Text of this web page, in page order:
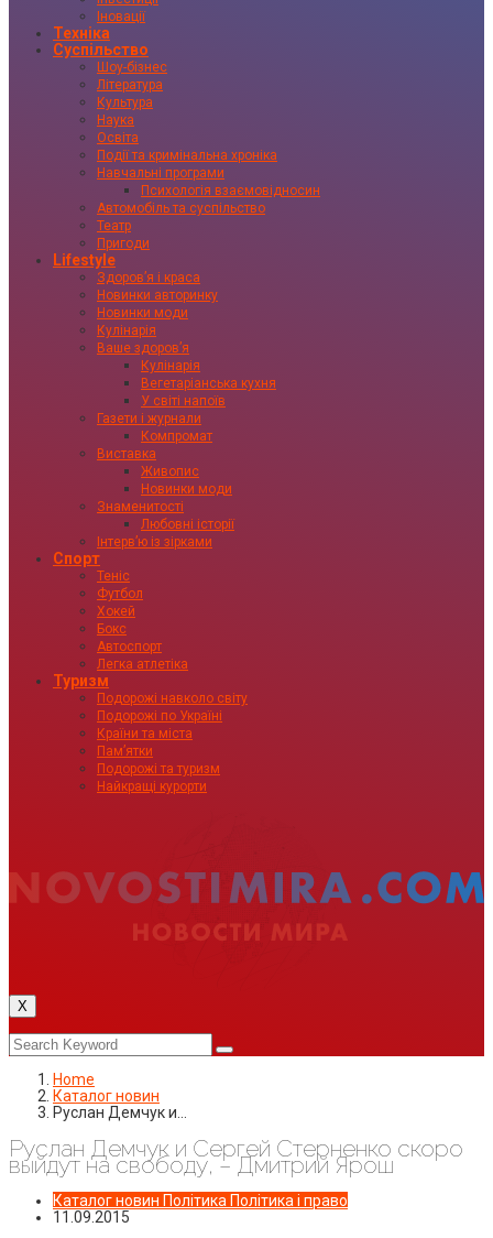
Іновації
Техніка
Суспільство
Шоу-бізнес
Література
Культура
Наука
Освіта
Події та кримінальна хроніка
Навчальні програми
Психологія взаємовідносин
Автомобіль та суспільство
Театр
Пригоди
Lifestyle
Здоровʼя і краса
Новинки авторинку
Новинки моди
Кулінарія
Ваше здоровʼя
Кулінарія
Вегетаріанська кухня
У світі напоїв
Газети і журнали
Компромат
Виставка
Живопис
Новинки моди
Знаменитості
Любовні історії
Інтервʼю із зірками
Спорт
Теніс
Футбол
Хокей
Бокс
Автоспорт
Легка атлетіка
Туризм
Подорожі навколо світу
Подорожі по Україні
Країни та міста
Пам’ятки
Подорожі та туризм
Найкращі курорти
X
Home
Каталог новин
Руслан Демчук и…
Руслан Демчук и Сергей Стерненко скоро
выйдут на свободу, – Дмитрий Ярош
Каталог новин Політика Політика і право
11.09.2015